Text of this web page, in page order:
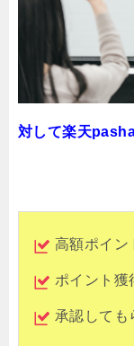
対して楽天
高額ポイン
ポイント獲
承認しても